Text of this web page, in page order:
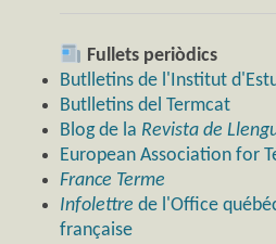
Fullets periòdics
Butlletins de l'Institut
Butlletins del Termcat
Blog de la Revista de
European Association for
France Terme
Infolettre de l'Office
française